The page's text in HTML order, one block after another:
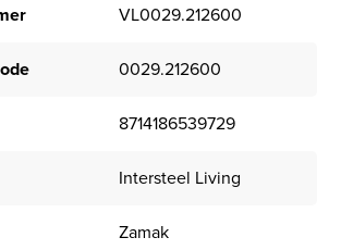
VL0029.212600
0029.212600
8714186539729
Intersteel Living
Zamak